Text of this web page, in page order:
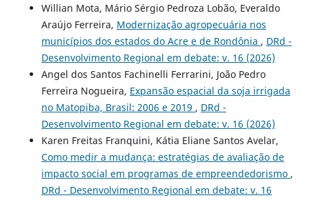
Willian Mota, Mário Sérgio Pedroza Lobão, Everaldo
Araújo Ferreira, Modernização agropecuária nos
municípios dos estados do Acre e de Rondônia , DRd -
Desenvolvimento Regional em debate: v. 16 (2026)
Angel dos Santos Fachinelli Ferrarini, João Pedro
Ferreira Nogueira, Expansão espacial da soja irrigada
no Matopiba, Brasil: 2006 e 2019 , DRd -
Desenvolvimento Regional em debate: v. 16 (2026)
Karen Freitas Franquini, Kátia Eliane Santos Avelar,
Como medir a mudança: estratégias de avaliação de
impacto social em programas de empreendedorismo ,
DRd - Desenvolvimento Regional em debate: v. 16